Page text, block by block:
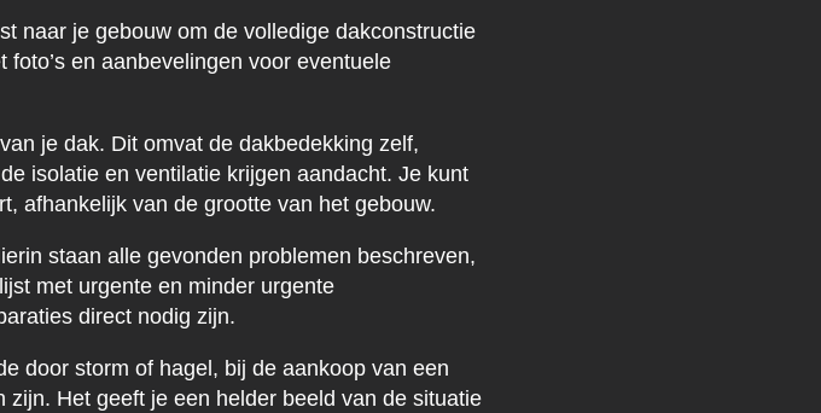
naar je gebouw om de volledige dakconstructie
en aanbevelingen voor eventuele
je dak. Dit omvat de dakbedekking zelf,
isolatie en ventilatie krijgen aandacht. Je kunt
afhankelijk van de grootte van het gebouw.
staan alle gevonden problemen beschreven,
met urgente en minder urgente
direct nodig zijn.
door storm of hagel, bij de aankoop van een
Het geeft je een helder beeld van de situatie